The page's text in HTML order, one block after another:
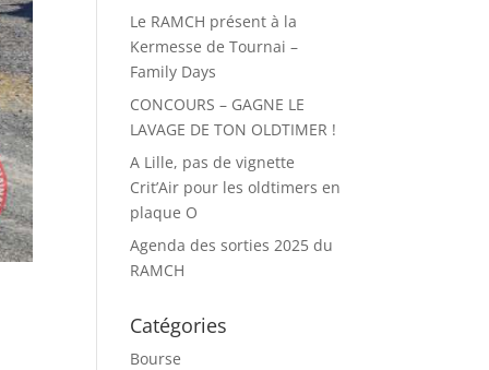
Le RAMCH présent à la
Kermesse de Tournai –
Family Days
CONCOURS – GAGNE LE
LAVAGE DE TON OLDTIMER !
A Lille, pas de vignette
Crit’Air pour les oldtimers en
plaque O
Agenda des sorties 2025 du
RAMCH
Catégories
Bourse